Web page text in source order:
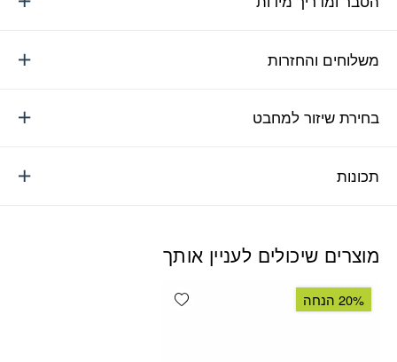
משלוחים והחזרות
בחירת שיזור למחבט
תכונות
מוצרים שיכולים לעניין אותך
Add wishlist 20% הנחה